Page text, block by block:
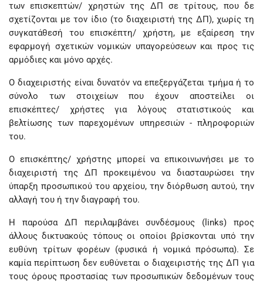
των επισκεπτών/ χρηστών της ΔΠ σε τρίτους, που δε
σχετίζονται με τον ίδιο (το διαχειριστή της ΔΠ), χωρίς τη
συγκατάθεσή του επισκέπτη/ χρήστη, με εξαίρεση την
εφαρμογή σχετικών νομικών υπαγορεύσεων και προς τις
αρμόδιες και μόνο αρχές.
Ο διαχειριστής είναι δυνατόν να επεξεργάζεται τμήμα ή το
σύνολο των στοιχείων που έχουν αποστείλει οι
επισκέπτες/ χρήστες για λόγους στατιστικούς και
βελτίωσης των παρεχομένων υπηρεσιών - πληροφοριών
του.
Ο επισκέπτης/ χρήστης μπορεί να επικοινωνήσει με το
διαχειριστή της ΔΠ προκειμένου να διασταυρώσει την
ύπαρξη προσωπικού του αρχείου, την διόρθωση αυτού, την
αλλαγή του ή την διαγραφή του.
Η παρούσα ΔΠ περιλαμβάνει συνδέσμους (links) προς
άλλους δικτυακούς τόπους οι οποίοι βρίσκονται υπό την
ευθύνη τρίτων φορέων (φυσικά ή νομικά πρόσωπα). Σε
καμία περίπτωση δεν ευθύνεται ο διαχειριστής της ΔΠ για
τους όρους προστασίας των προσωπικών δεδομένων τους